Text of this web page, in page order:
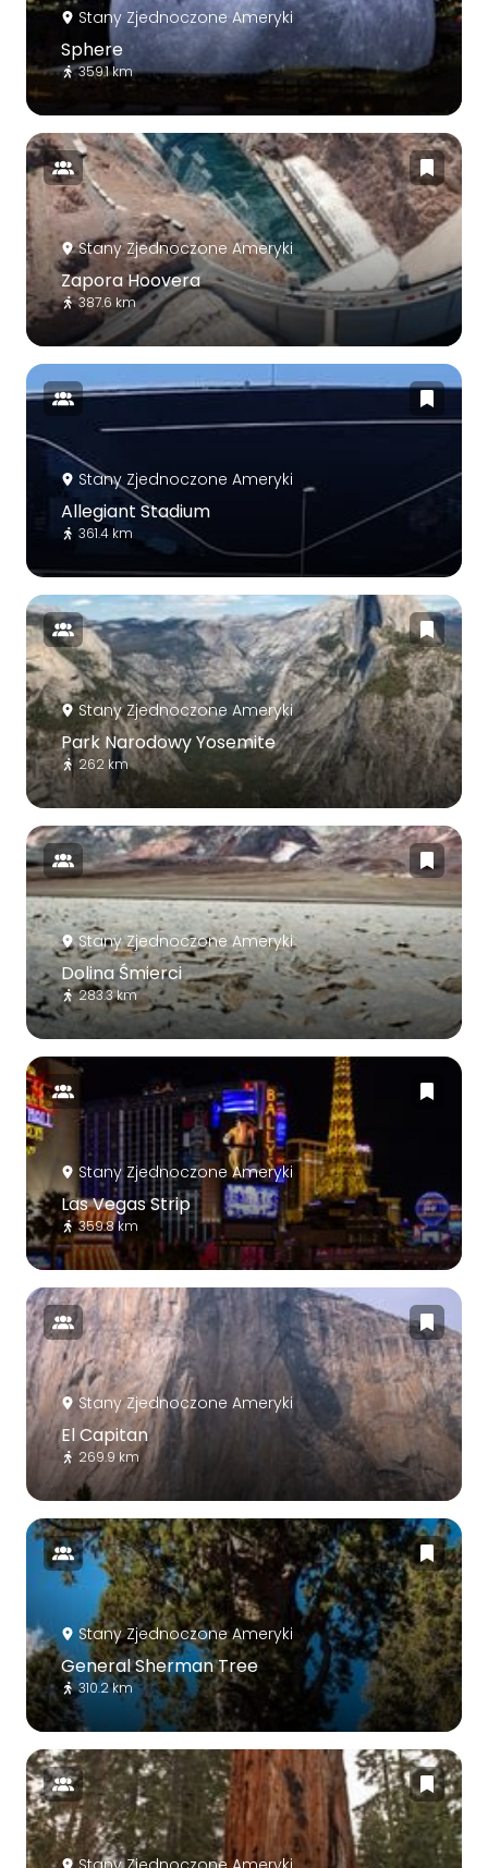
Stany Zjednoczone Ameryki
Sphere
359.1 km
Stany Zjednoczone Ameryki
Zapora Hoovera
387.6 km
Stany Zjednoczone Ameryki
Allegiant Stadium
361.4 km
Stany Zjednoczone Ameryki
Park Narodowy Yosemite
262 km
Stany Zjednoczone Ameryki
Dolina Śmierci
283.3 km
Stany Zjednoczone Ameryki
Las Vegas Strip
359.8 km
Stany Zjednoczone Ameryki
El Capitan
269.9 km
Stany Zjednoczone Ameryki
General Sherman Tree
310.2 km